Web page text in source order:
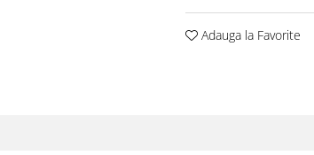
Adauga la Favorite